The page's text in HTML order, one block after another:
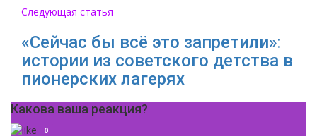
Следующая статья
«Сейчас бы всё это запретили»:
истории из советского детства в
пионерских лагерях
Какова ваша реакция?
0